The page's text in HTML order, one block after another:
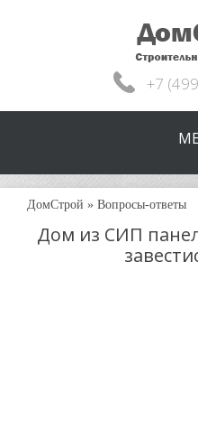
+7
ДомСтрой » Вопросы-ответы
Дом из СИП